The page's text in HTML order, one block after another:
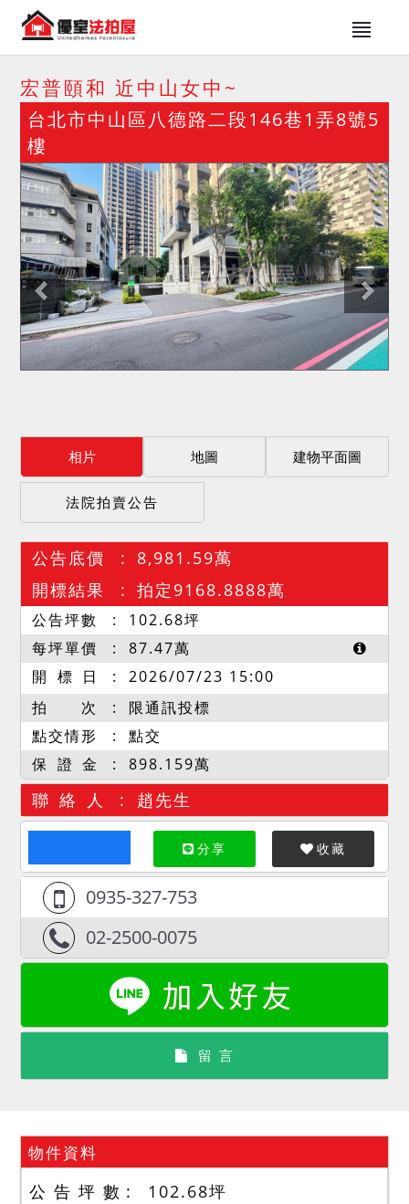
宏普頤和 近中山女中~
台北市中山區八德路二段146巷1弄8號5
樓
相片 地圖 建物平面圖
法院拍賣公告
公告底價
8,981.59萬
開標結果
拍定9168.8888萬
公告坪數 102.68坪
每坪單價
87.47萬
開 標 日
2026/07/23 15:00
拍 次
限通訊投標
點交情形
點交
保 證 金
898.159萬
聯 絡 人 趙先生
分享 收藏
0935-327-753
02-2500-0075
留 言
物件資料
公 告 坪 數 102.68坪